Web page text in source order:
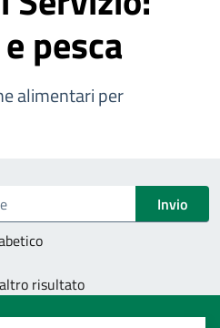
pesca
alimentari per
Invio
risultato